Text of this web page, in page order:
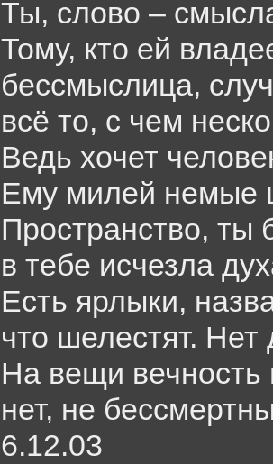
Ты, слово –
Тому, кто ей
бессмыслица,
всё то, с чем
Ведь хочет
Ему милей немые
Пространство, ты
в тебе исчезла
Есть ярлыки,
что шелестят. Нет
На вещи
нет, не
6.12.03